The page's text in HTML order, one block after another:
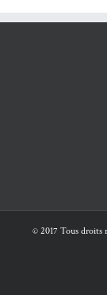
© 2017 Tous droits